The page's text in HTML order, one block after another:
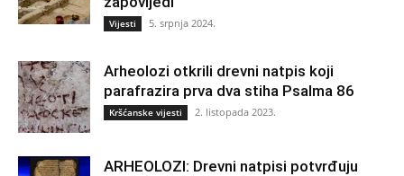
Vijesti 5. srpnja 2024.
Arheolozi otkrili drevni natpis koji
parafrazira prva dva stiha Psalma 86
Kršćanske vijesti 2. listopada 2023.
ARHEOLOZI: Drevni natpisi potvrđuju